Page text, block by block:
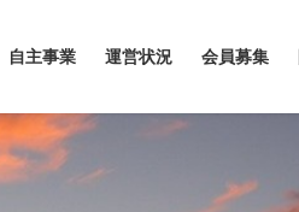
自主事業 運営状況 会員募集